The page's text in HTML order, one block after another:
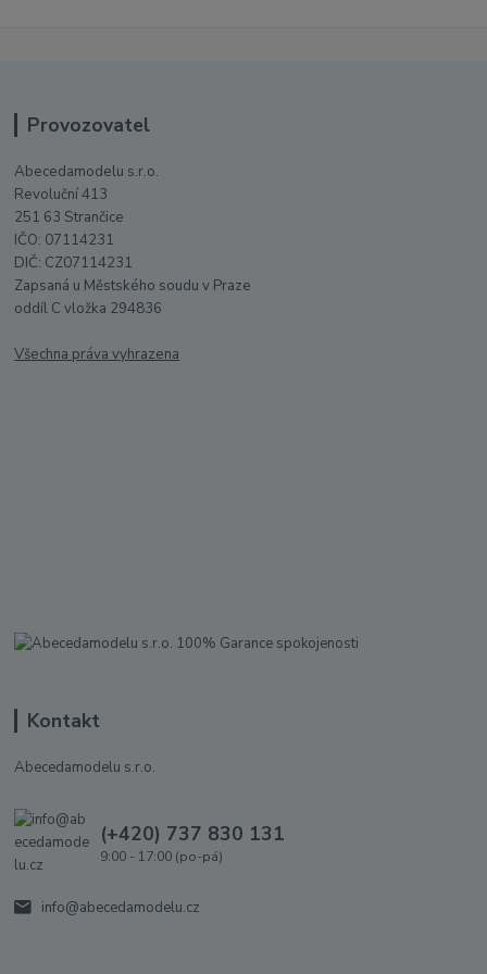
Provozovatel
Abecedamodelu s.r.o.
Revoluční 413
251 63 Strančice
IČO: 07114231
DIČ: CZ07114231
Zapsaná u Městského soudu v Praze
oddíl C vložka 294836
Všechna práva vyhrazena
Kontakt
Abecedamodelu s.r.o.
(+420) 737 830 131
9:00 - 17:00 (po-pá)
info@abecedamodelu.cz